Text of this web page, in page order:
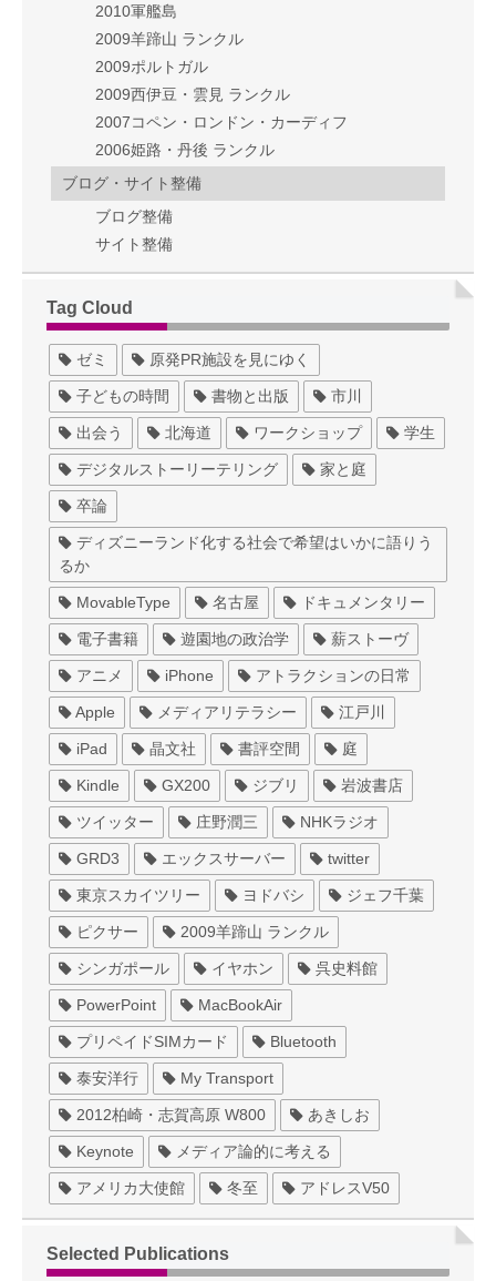
2010軍艦島
2009羊蹄山 ランクル
2009ポルトガル
2009西伊豆・雲見 ランクル
2007コペン・ロンドン・カーディフ
2006姫路・丹後 ランクル
ブログ・サイト整備
ブログ整備
サイト整備
Tag Cloud
ゼミ 原発PR施設を見にゆく
子どもの時間 書物と出版 市川
出会う 北海道 ワークショップ 学生
デジタルストーリーテリング 家と庭
卒論
ディズニーランド化する社会で希望はいかに語りう
るか
MovableType 名古屋 ドキュメンタリー
電子書籍 遊園地の政治学 薪ストーヴ
アニメ iPhone アトラクションの日常
Apple メディアリテラシー 江戸川
iPad 晶文社 書評空間 庭
Kindle GX200 ジブリ 岩波書店
ツイッター 庄野潤三 NHKラジオ
GRD3 エックスサーバー twitter
東京スカイツリー ヨドバシ ジェフ千葉
ピクサー 2009羊蹄山 ランクル
シンガポール イヤホン 呉史料館
PowerPoint MacBookAir
プリペイドSIMカード Bluetooth
泰安洋行 My Transport
2012柏崎・志賀高原 W800 あきしお
Keynote メディア論的に考える
アメリカ大使館 冬至 アドレスV50
Selected Publications